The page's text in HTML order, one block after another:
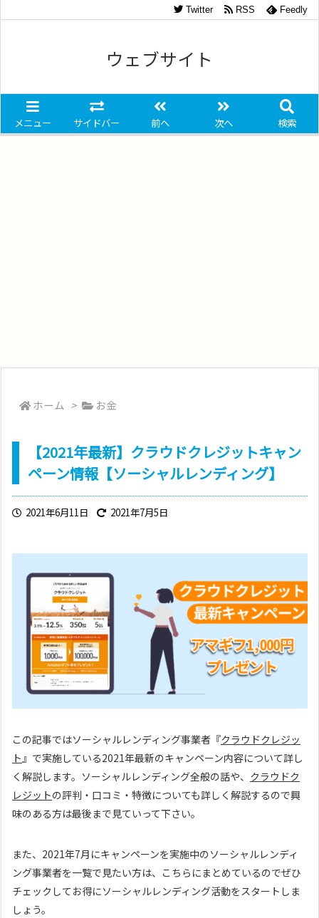
ウェブサイト
メニュー サイドバー 前へ 次へ 検索
Twitter RSS Feedly
ホーム > お金
【2021年最新】クラウドクレジットキャン
ペーン情報【ソーシャルレンディング】
2021年6月11日 2021年7月5日
この記事ではソーシャルレンディング事業者『クラウドクレジッ
ト』で実施している2021年最新のキャンペーン内容について詳し
く解説します。ソーシャルレンディング全般の話や、 クラウドク
レジットの評判・口コミ・特徴についても詳しく解説するので興
味のある方は最後まで見ていって下さい。
また、2021年7月にキャンペーンを実施中のソーシャルレンディ
ング事業者を一覧で見たい方は、こちらにまとめているのでぜひ
チェックしてお得にソーシャルレンディング活動をスタートしま
しょう。